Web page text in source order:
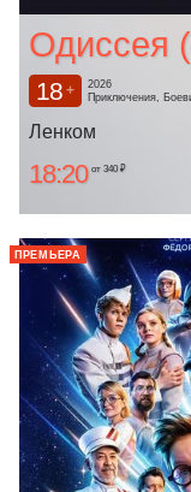
Одиссея
18 +
2026
Приключения,
Ленком
18:20 от 340 ₽
ПРЕМЬЕРА